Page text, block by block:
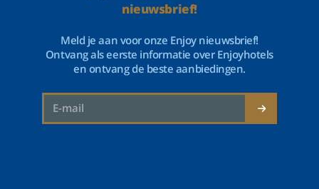
nieuwsbrief!
Meld je aan voor onze Enjoy nieuwsbrief!
Ontvang als eerste informatie over Enjoyhotels
en ontvang de beste aanbiedingen.